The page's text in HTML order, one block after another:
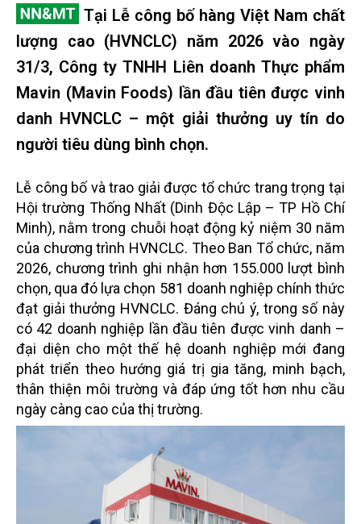
Tại Lễ công bố hàng Việt Nam chất
lượng cao (HVNCLC) năm 2026 vào ngày
31/3, Công ty TNHH Liên doanh Thực phẩm
Mavin (Mavin Foods) lần đầu tiên được vinh
danh HVNCLC – một giải thưởng uy tín do
người tiêu dùng bình chọn.
Lễ công bố và trao giải được tổ chức trang trọng tại
Hội trường Thống Nhất (Dinh Độc Lập – TP Hồ Chí
Minh), nằm trong chuỗi hoạt động kỷ niệm 30 năm
của chương trình HVNCLC. Theo Ban Tổ chức, năm
2026, chương trình ghi nhận hơn 155.000 lượt bình
chọn, qua đó lựa chọn 581 doanh nghiệp chính thức
đạt giải thưởng HVNCLC. Đáng chú ý, trong số này
có 42 doanh nghiệp lần đầu tiên được vinh danh –
đại diện cho một thế hệ doanh nghiệp mới đang
phát triển theo hướng giá trị gia tăng, minh bạch,
thân thiện môi trường và đáp ứng tốt hơn nhu cầu
ngày càng cao của thị trường.